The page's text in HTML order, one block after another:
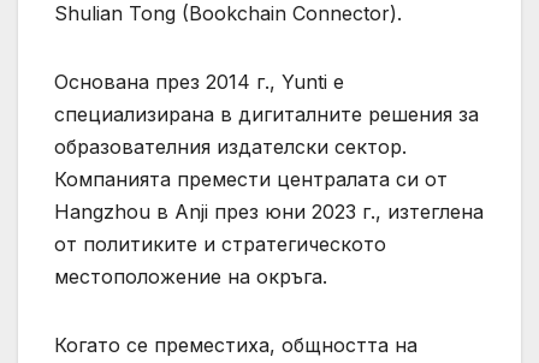
Shulian Tong (Bookchain Connector).
Основана през 2014 г., Yunti е
специализирана в дигиталните решения за
образователния издателски сектор.
Компанията премести централата си от
Hangzhou в Anji през юни 2023 г., изтеглена
от политиките и стратегическото
местоположение на окръга.
Когато се преместиха, общността на